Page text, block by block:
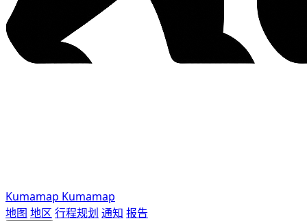
Kumamap Kumamap
地图 地区 行程规划 通知 报告